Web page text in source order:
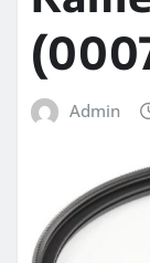
Admin